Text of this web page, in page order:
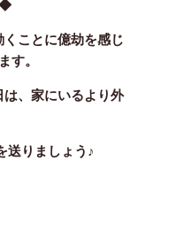
ことに億劫を感じ
す。
、家にいるより外
送りましょう♪